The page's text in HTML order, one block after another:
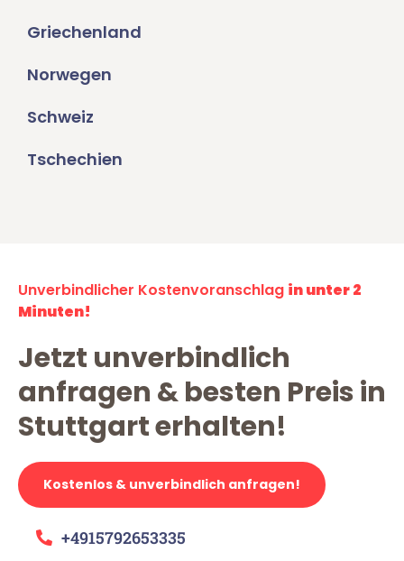
Griechenland
Norwegen
Schweiz
Tschechien
Unverbindlicher Kostenvoranschlag in unter 2
Minuten!
Jetzt unverbindlich
anfragen & besten Preis in
Stuttgart erhalten!
Kostenlos & unverbindlich anfragen!
+4915792653335